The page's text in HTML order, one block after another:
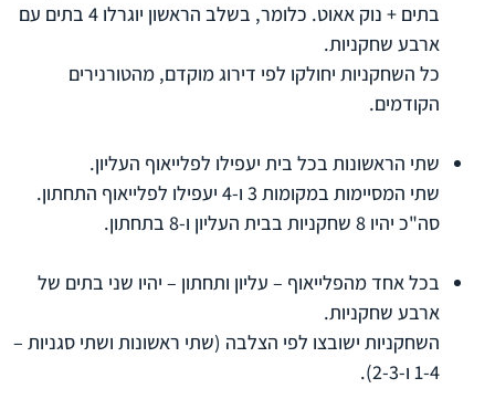
בתים + נוק אאוט. כלומר, בשלב הראשון יוגרלו 4 בתים עם
ארבע שחקניות.
כל השחקניות יחולקו לפי דירוג מוקדם, מהטורנירים
הקודמים.
שתי הראשונות בכל בית יעפילו לפלייאוף העליון.
שתי המסיימות במקומות 3 ו-4 יעפילו לפלייאוף התחתון.
סה"כ יהיו 8 שחקניות בבית העליון ו-8 בתחתון.
בכל אחד מהפלייאוף – עליון ותחתון – יהיו שני בתים של
ארבע שחקניות.
השחקניות ישובצו לפי הצלבה (שתי ראשונות ושתי סגניות –
1-4 ו-2-3).